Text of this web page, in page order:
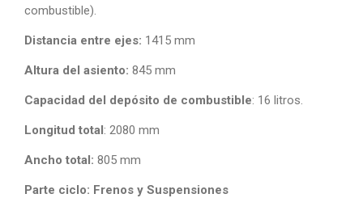
combustible).
Distancia entre ejes: 1415 mm
Altura del asiento: 845 mm
Capacidad del depósito de combustible: 16 litros.
Longitud total: 2080 mm
Ancho total: 805 mm
Parte ciclo: Frenos y Suspensiones